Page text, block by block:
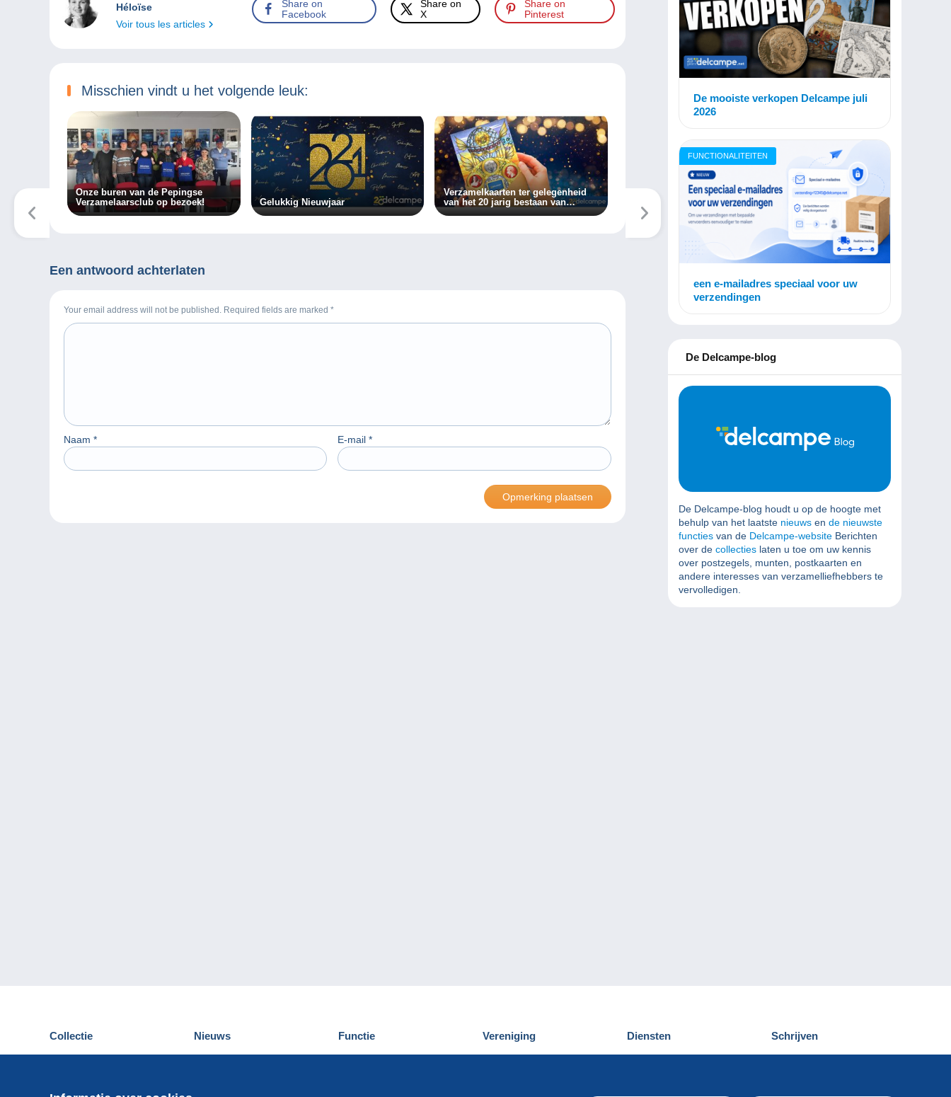
Héloïse
Voir tous les articles
Share on
Facebook
Share on
X
Share on
Pinterest
Misschien vindt u het volgende leuk:
Onze buren van de Pepingse
Verzamelaarsclub op bezoek!
Gelukkig Nieuwjaar
Verzamelkaarten ter gelegenheid
van het 20 jarig bestaan van
Delcampe
Een antwoord achterlaten
Your email address will not be published. Required fields are marked *
Naam * E-mail *
De mooiste verkopen Delcampe juli
2026
FUNCTIONALITEITEN
een e-mailadres speciaal voor uw
verzendingen
De Delcampe-blog
De Delcampe-blog houdt u op de hoogte met
behulp van het laatste nieuws en de nieuwste
functies van de Delcampe-website Berichten
over de collecties laten u toe om uw kennis
over postzegels, munten, postkaarten en
andere interesses van verzamelliefhebbers te
vervolledigen.
Collectie
Postkaarten
Nieuws
Delcampe Evenementen
Functie
Nieuwigheden
Vereniging
Wie zijn wij
Diensten
Delcampe ontdekken
Schrijven